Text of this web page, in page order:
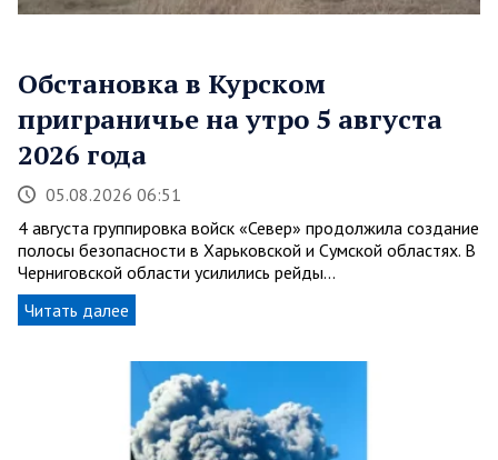
Обстановка в Курском
приграничье на утро 5 августа
2026 года
05.08.2026 06:51
4 августа группировка войск «Север» продолжила создание
полосы безопасности в Харьковской и Сумской областях. В
Черниговской области усилились рейды…
Читать далее